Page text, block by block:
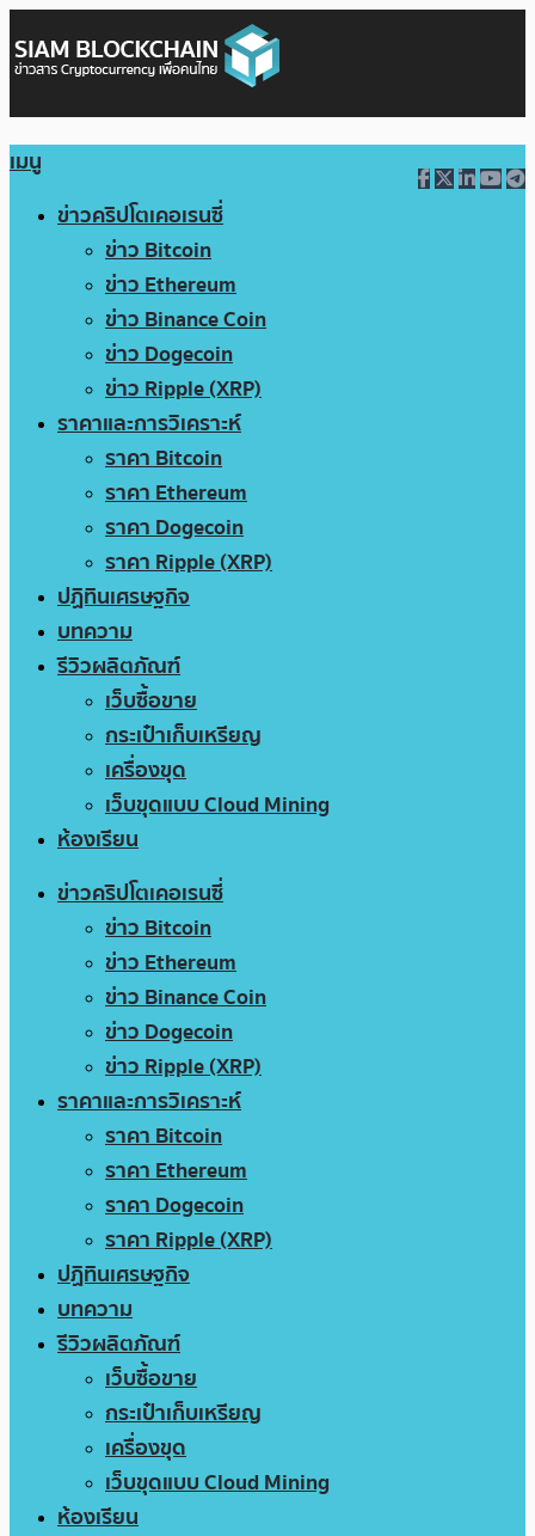
เมนู
ข่าวคริปโตเคอเรนซี่
ข่าว Bitcoin
ข่าว Ethereum
ข่าว Binance Coin
ข่าว Dogecoin
ข่าว Ripple (XRP)
ราคาและการวิเคราะห์
ราคา Bitcoin
ราคา Ethereum
ราคา Dogecoin
ราคา Ripple (XRP)
ปฏิทินเศรษฐกิจ
บทความ
รีวิวผลิตภัณฑ์
เว็บซื้อขาย
กระเป๋าเก็บเหรียญ
เครื่องขุด
เว็บขุดแบบ Cloud Mining
ห้องเรียน
ข่าวคริปโตเคอเรนซี่
ข่าว Bitcoin
ข่าว Ethereum
ข่าว Binance Coin
ข่าว Dogecoin
ข่าว Ripple (XRP)
ราคาและการวิเคราะห์
ราคา Bitcoin
ราคา Ethereum
ราคา Dogecoin
ราคา Ripple (XRP)
ปฏิทินเศรษฐกิจ
บทความ
รีวิวผลิตภัณฑ์
เว็บซื้อขาย
กระเป๋าเก็บเหรียญ
เครื่องขุด
เว็บขุดแบบ Cloud Mining
ห้องเรียน